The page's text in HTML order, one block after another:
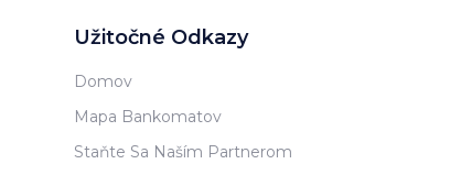
Užitočné Odkazy
Domov
Mapa Bankomatov
Staňte Sa Naším Partnerom